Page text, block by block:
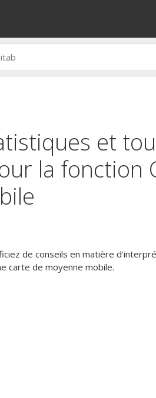
et
la fonction
de conseils en matière
carte de moyenne mobile.